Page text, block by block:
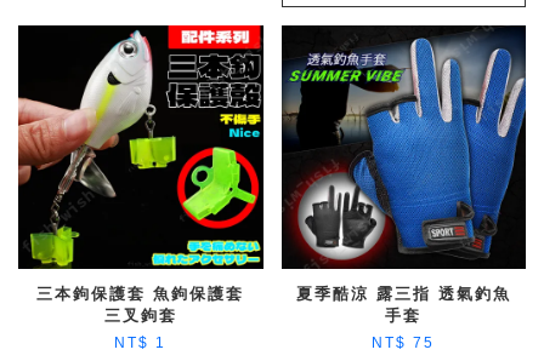
三本鉤保護套 魚鉤保護套
三叉鉤套
NT$ 1
夏季酷涼 露三指 透氣釣魚
手套
NT$ 75